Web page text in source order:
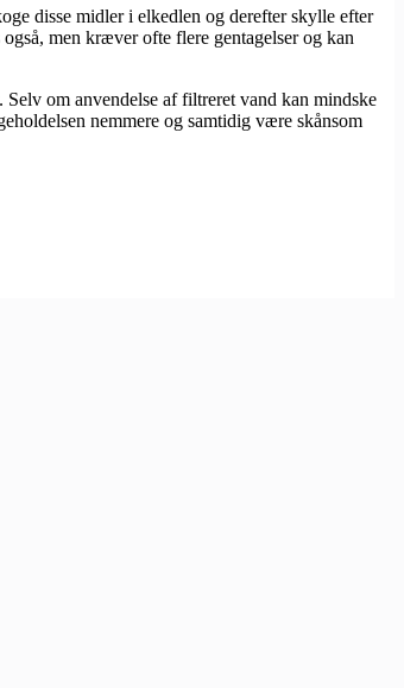
disse midler i elkedlen og derefter skylle efter
men kræver ofte flere gentagelser og kan
om anvendelse af filtreret vand kan mindske
nemmere og samtidig være skånsom